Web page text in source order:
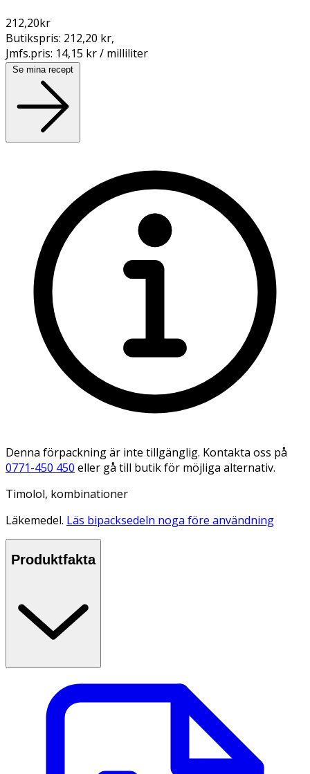
212,20kr
Butikspris: 212,20 kr,
Jmfs.pris: 14,15 kr / milliliter
Se mina recept
Denna förpackning är inte tillgänglig. Kontakta oss på
0771-450 450 eller gå till butik för möjliga alternativ.
Timolol, kombinationer
Läkemedel. Läs bipacksedeln noga före användning
Produktfakta